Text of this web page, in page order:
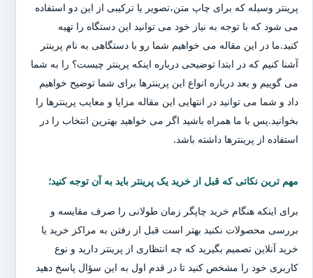
پرینتر وسیله که برای چاپ متن،تصویر یا ترکیبی از این دو استفاده
می شود که با توجه به نیاز خود می توانید این دستگاه را تهیه
کنید.ما در این مقاله می خواهیم شما رو با دستگاهی به نام پرینتر
آشنا کنیم که در ابتدا توضیحی درباره اینکه پرینتر چیست؟ را به شما
می گوییم و بعد درباره انواع این پرینترها برای شما توضیح خواهیم
داد و شما می توانید در انتهایی این مقاله مزایا و معایب پرینترها را
بخوانید.پس با ما همراه باشید اگر می خواهید بهترین انتخاب را در
استفاده از پرینترها داشته باشد.
مهم ترین نکاتی که قبل از خرید یک پرینتر باید به آن توجه کنید؛
برای اینکه هنگام خرید چاپگر زمان طولانی را صرف مقایسه و
بررسی محصولات نکنید بهتر است قبل از رفتن به مراکز خرید یا
خرید آنلاین تصمیم بگیرید که چه انتظاری از پرینتر دارید و نوع
کاربری خود را مشخص کنید تا در قدم اول به این سؤال پاسخ دهید